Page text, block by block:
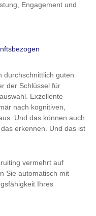
Engagement und
durchschnittlich guten
der Schlüssel für
Exzellente
nach kognitiven,
Und das können auch
erkennen. Und das ist
vermehrt auf
Sie automatisch mit
Ihres